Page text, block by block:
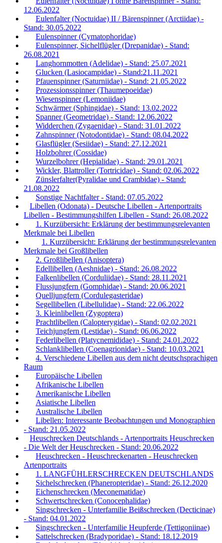
12.06.2022
Eulenfalter (Noctuidae) II / Bärenspinner (Arctiidae) -
Stand: 30.05.2022
Eulenspinner (Cymatophoridae)
Eulenspinner, Sichelflügler (Drepanidae) - Stand:
26.08.2021
Langhornmotten (Adelidae) - Stand: 25.07.2021
Glucken (Lasiocampidae) - Stand:21.11.2021
Pfauenspinner (Saturniidae) - Stand: 21.05.2022
Prozessionsspinner (Thaumepoeidae)
Wiesenspinner (Lemoniidae)
Schwärmer (Sphingidae) - Stand: 13.02.2022
Spanner (Geometridae) - Stand: 12.06.2022
Widderchen (Zygaenidae) - Stand: 31.01.2022
Zahnspinner (Notodontidae) - Stand: 08.04.2022
Glasflügler (Sesiidae) - Stand: 27.12.2021
Holzbohrer (Cossidae)
Wurzelbohrer (Hepialidae) - Stand: 29.01.2021
Wickler, Blattroller (Tortricidae) - Stand: 02.06.2022
Zünslerfalter(Pyralidae und Crambidae) - Stand:
21.08.2022
Sonstige Nachtfalter - Stand: 07.05.2022
Libellen (Odonata) - Deutsche Libellen - Artenportraits
Libellen - Bestimmungshilfen Libellen - Stand: 26.08.2022
1. Kurzübersicht: Erklärung der bestimmungsrelevanten
Merkmale bei Libellen
1. Kurzübersicht: Erklärung der bestimmungsrelevanten
Merkmale bei Großlibellen
2. Großlibellen (Anisoptera)
Edellibellen (Aeshnidae) - Stand: 26.08.2022
Falkenlibellen (Corduliidae) - Stand: 28.11.2021
Flussjungfern (Gomphidae) - Stand: 20.06.2021
Quelljungfern (Cordulegasteridae)
Segellibellen (Libellulidae) - Stand: 22.06.2022
3. Kleinlibellen (Zygoptera)
Prachtlibellen (Calopterygidae) - Stand: 02.02.2021
Teichjungfern (Lestidae) - Stand: 06.06.2022
Federlibellen (Platycnemididae) - Stand: 24.01.2022
Schlanklibellen (Coenagrionidae) - Stand: 10.03.2021
4. Verschiedene Libellen aus dem nicht deutschsprachigen
Raum
Europäische Libellen
Afrikanische Libellen
Amerikanische Libellen
Asiatische Libellen
Australische Libellen
Libellen: Interessante Beobachtungen und Monographien
- Stand: 21.05.2022
Heuschrecken Deutschlands - Artenportraits Heuschrecken
- Die Welt der Heuschrecken - Stand: 20.06.2022
Heuschrecken - Heuschreckenarten - Heuschrecken
Artenportraits
1. LANGFÜHLERSCHRECKEN DEUTSCHLANDS
Sichelschrecken (Phaneropteridae) - Stand: 26.12.2020
Eichenschrecken (Meconematidae)
Schwertschrecken (Conocephalidae)
Singschrecken - Unterfamilie Beißschrecken (Decticinae)
- Stand: 04.01.2022
Singschrecken - Unterfamilie Heupferde (Tettigoniinae)
Sattelschrecken (Bradyporidae) - Stand: 18.12.2019